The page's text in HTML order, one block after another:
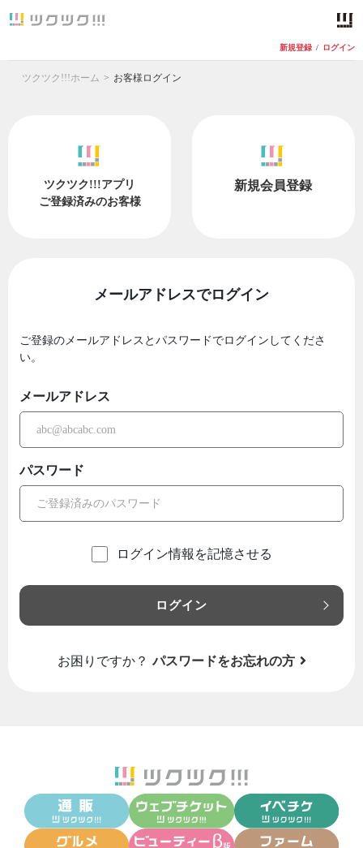
新規登録 / ログイン
ツクツク!!!ホーム お客様ログイン
ツクツク!!!アプリ
ご登録済みのお客様
新規会員登録
メールアドレスでログイン
ご登録のメールアドレスとパスワードでログインしてくださ
い。
メールアドレス
パスワード
ログイン情報を記憶させる
ログイン
お困りですか？ パスワードをお忘れの方